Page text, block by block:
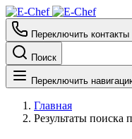
Переключить контакты
Поиск
Переключить
Главная
Результаты поиска